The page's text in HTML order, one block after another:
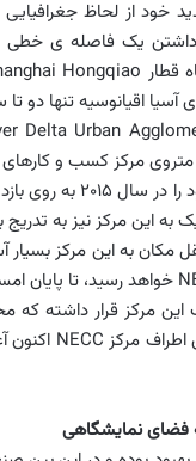
خود از لحاظ
قطار Hongqiao
آسیا اقیانوسیه تنها
Delta Urban
کسب و کارهای شانگهای تنها 30
به این مرکز نیز به تدریج
این مرکز بسیار آسان خواهد
خواهد رسید، تا پایان
این مرکز قرار داشته که
مرکز NECC
فضای نمایشگاهی